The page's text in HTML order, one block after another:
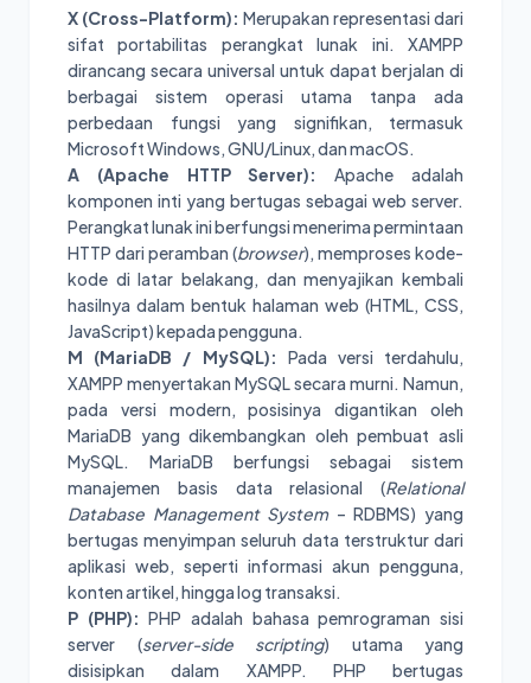
X (Cross-Platform): Merupakan representasi dari
sifat portabilitas perangkat lunak ini. XAMPP
dirancang secara universal untuk dapat berjalan di
berbagai sistem operasi utama tanpa ada
perbedaan fungsi yang signifikan, termasuk
Microsoft Windows, GNU/Linux, dan macOS.
A (Apache HTTP Server):
Apache adalah
komponen inti yang bertugas sebagai web server.
Perangkat lunak ini berfungsi menerima permintaan
HTTP dari peramban (browser), memproses kode-
kode di latar belakang, dan menyajikan kembali
hasilnya dalam bentuk halaman web (HTML, CSS,
JavaScript) kepada pengguna.
M (MariaDB / MySQL): Pada versi terdahulu,
XAMPP menyertakan MySQL secara murni. Namun,
pada versi modern, posisinya digantikan oleh
MariaDB yang dikembangkan oleh pembuat asli
MySQL. MariaDB berfungsi sebagai sistem
manajemen basis data relasional (Relational
Database Management System– RDBMS) yang
bertugas menyimpan seluruh data terstruktur dari
aplikasi web, seperti informasi akun pengguna,
konten artikel, hingga log transaksi.
P (PHP): PHP adalah bahasa pemrograman sisi
server (server-side scripting) utama yang
disisipkan dalam XAMPP. PHP bertugas